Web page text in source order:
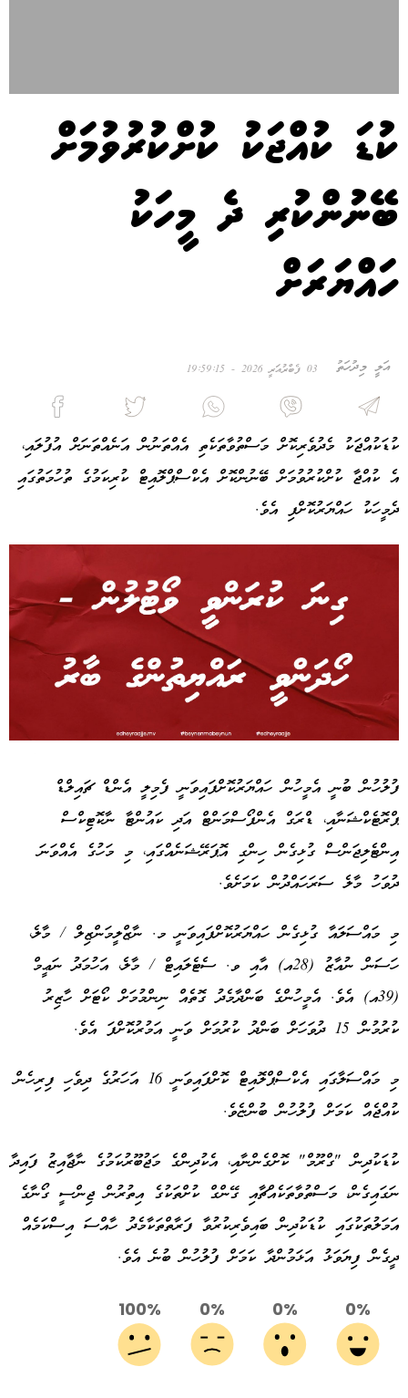
ކުޑަ ކުއްޖަކު ކުށްކުރުވުމަށް
ބޭނުންކުރި ދެ މީހަކު
ހައްޔަރަށް
އަލީ މިދުހަތު 03 ފެބްރުއަރީ 2026 - 19:59:15
ކުޑަކުއްޖަކު މެދުވެރިކޮށް މަސްތުވާތަކެތި އެއްތަނުން އަނެއްތަނަށް އުފުލައި،
އެ ކުއްޖާ ކުށްކުރުވުމަށް ބޭނުންކޮށް އެކްސްޕްލޮއިޓް ކުރިކަމުގެ ތުހުމަތުގައި
ދެމީހަކު ހައްޔަރުކޮށްފި އެވެ.
ފުލުހުން ބުނީ އެމީހުން ހައްޔަރުކޮށްފައިވަނީ ފެމިލީ އެންޑް ޗައިލްޑް
ޕްރޮޓެކްޝަނާއި، ޑްރަގް އެންފޯސްމަންޓް އަދި ކައުންޓާ ނާކޮޓިކްސް
އިންޓެލިޖަންސް ގުޅިގެން ހިންގި އޮޕަރޭޝަނެއްގައި، މި މަހުގެ އެއްވަނަ
ދުވަހު މާލެ ސަރަހައްދުން ކަމަށެވެ.
މި މައްސަލައާ ގުޅިގެން ހައްޔަރުކޮށްފައިވަނީ މ. ނާޒްލީމަންޒިލް / މާލެ،
ހަސަން ނުއާޒު (28އ) އާއި ވ. ސެޓެލައިޓް / މާލެ، އަހުމަދު ނަޢީމް
(39އ) އެވެ. އެމީހުންގެ ބަންދާމެދު ގޮތެއް ނިންމުމަށް ކޯޓަށް ހާޒިރު
ކުރުމުން 15 ދުވަހަށް ބަންދު ކުރުމަށް ވަނީ އަމުރުކޮށްފަ އެވެ.
މި މައްސަލާގައި އެކްސްޕްލޮއިޓް ކޮށްފައިވަނީ 16 އަހަރުގެ ދިވެހި ފިރިހެން
ކުއްޖެއް ކަމަށް ފުލުހުން ބުންޏެވެ.
ކުޑަކުދިން "ގްރޫމް" ކޮށްގެންނާއި، އެކުދިންގެ މަޖުބޫރުކަމުގެ ނާޖާއިޒު ފައިދާ
ނަގައިގެން، މަސްތުވާތަކެއްޗާއި ގޭންގް ކުށްތަކުގެ އިތުރުން ޖިންސީ ގޯނާގެ
އަމަލުތަކުގައި ކުޑަކުދިން ބައިވެރިކުރުވާ ފަރާތްތަކާމެދު ހާއްސަ އިސްކަމެއް
ދީގެން ފިޔަވަޅު އަޅަމުންދާ ކަމަށް ފުލުހުން ބުނެ އެވެ.
0%
0%
0%
100%